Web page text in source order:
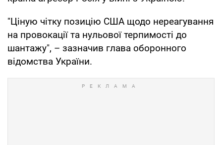
"Ціную чітку позицію США щодо нереагування
на провокації та нульової терпимості до
шантажу", – зазначив глава оборонного
відомства України.